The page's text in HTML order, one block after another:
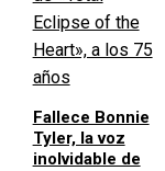
Fallece Bonnie
Tyler, la voz
inolvidable de